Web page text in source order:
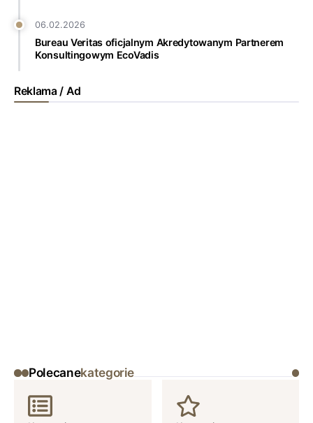
06.02.2026
Bureau Veritas oficjalnym Akredytowanym Partnerem
Konsultingowym EcoVadis
Reklama / Ad
Polecanekategorie